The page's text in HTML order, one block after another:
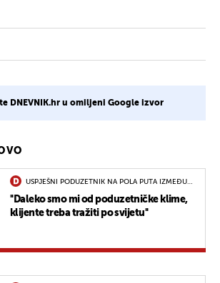
DNEVNIK.hr u omiljeni Google izvor
USPJEŠNI PODUZETNIK NA POLA PUTA IZMEĐU
''Daleko smo mi od poduzetničke klime,
klijente treba tražiti po svijetu''